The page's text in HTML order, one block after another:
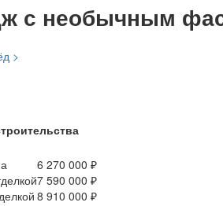
с необычным
>
6 270 000 ₽
7 590 000 ₽
8 910 000 ₽